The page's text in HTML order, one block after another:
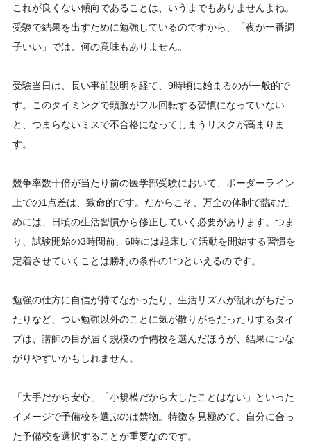
これが良くない傾向であることは、いうまでもありませんよね。
受験で結果を出すために勉強しているのですから、「夜が一番調
子いい」では、何の意味もありません。
受験当日は、長い事前説明を経て、9時頃に始まるのが一般的で
す。このタイミングで頭脳がフル回転する習慣になっていない
と、つまらないミスで不合格になってしまうリスクが高まりま
す。
競争率数十倍が当たり前の医学部受験において、ボーダーライン
上での1点差は、致命的です。だからこそ、万全の体制で臨むた
めには、日頃の生活習慣から修正していく必要があります。つま
り、試験開始の3時間前、6時には起床して活動を開始する習慣を
定着させていくことは勝利の条件の1つといえるのです。
勉強の仕方に自信が持てなかったり、生活リズムが乱れがちだっ
たりなど、つい勉強以外のことに気が散りがちだったりするタイ
プは、講師の目が届く規模の予備校を選んだほうが、結果につな
がりやすいかもしれません。
「大手だから安心」「小規模だから大したことはない」といった
イメージで予備校を選ぶのは禁物。特徴を見極めて、自分に合っ
た予備校を選択することが重要なのです。